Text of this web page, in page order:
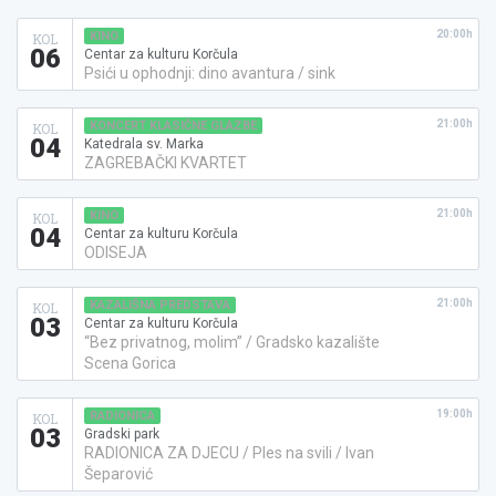
KOL
06
KINO
Centar za kulturu Korčula
Psići u ophodnji: dino avantura / sink
20:00h
KOL
04
KONCERT KLASIČNE GLAZBE
Katedrala sv. Marka
ZAGREBAČKI KVARTET
21:00h
KOL
04
KINO
Centar za kulturu Korčula
ODISEJA
21:00h
KOL
03
KAZALIŠNA PREDSTAVA
Centar za kulturu Korčula
“Bez privatnog, molim” / Gradsko kazalište
Scena Gorica
21:00h
KOL
03
RADIONICA
Gradski park
RADIONICA ZA DJECU / Ples na svili / Ivan
Šeparović
19:00h